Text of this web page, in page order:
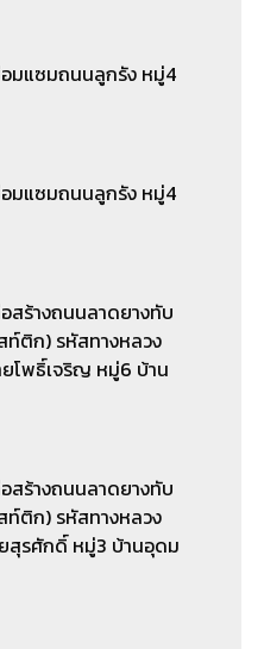
อมแซมถนนลูกรัง หมู่4
อมแซมถนนลูกรัง หมู่4
สร้างถนนลาดยางทับ
ติก) รหัสทางหลวง
โพธิ์เจริญ หมู่6 บ้าน
สร้างถนนลาดยางทับ
ติก) รหัสทางหลวง
สุรศักดิ์ หมู่3 บ้านอุดม